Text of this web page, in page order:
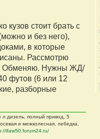
кузов стоит брать с
и без него),
в которые
Рассмотрю
Обменяю. Нужны ЖД/
футов (6 или 12
разборные
дизель, полный привод, 5
и межколесная, лебедка,
ifaw50.forum24.ru/